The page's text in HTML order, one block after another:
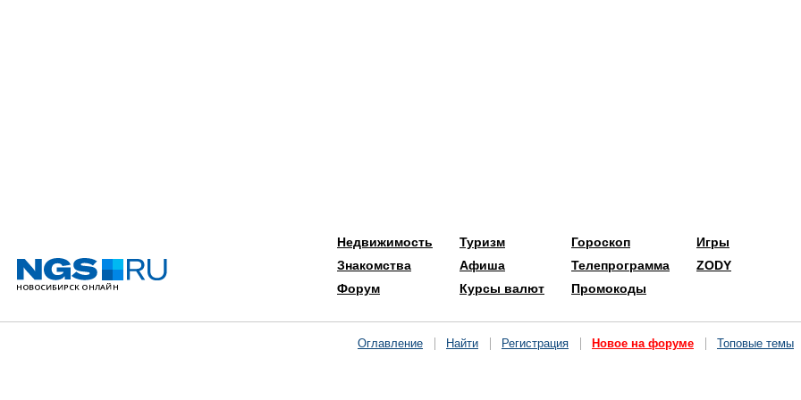
Недвижимость
Знакомства
Форум
Туризм
Афиша
Курсы валют
Гороскоп
Телепрограмма
Промокоды
Игры
ZODY
Оглавление Найти Регистрация Новое на форуме Топовые темы